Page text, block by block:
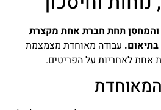
והמחסן תחת חברת אחת מקצרת
עבודה מאוחדת מצמצמת
אחת לאחריות על הפריטים.
המאוחדת